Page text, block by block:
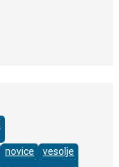
novice vesolje